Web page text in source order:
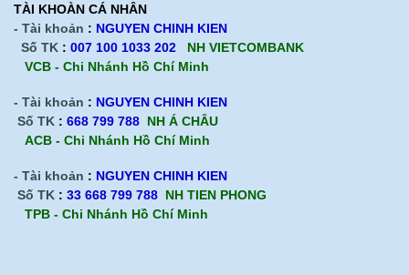
TÀI KHOÀN CÁ NHÂN
- Tài khoản : NGUYEN CHINH KIEN
Số TK : 007 100 1033 202
NH VIETCOMBANK
VCB - Chi Nhánh Hồ Chí Minh
- Tài khoản : NGUYEN CHINH KIEN
Số TK : 668 799 788 NH Á CHÂU
ACB - Chi Nhánh Hồ Chí Minh
- Tài khoản : NGUYEN CHINH KIEN
Số TK : 33 668 799 788 NH TIEN PHONG
TPB - Chi Nhánh Hồ Chí Minh